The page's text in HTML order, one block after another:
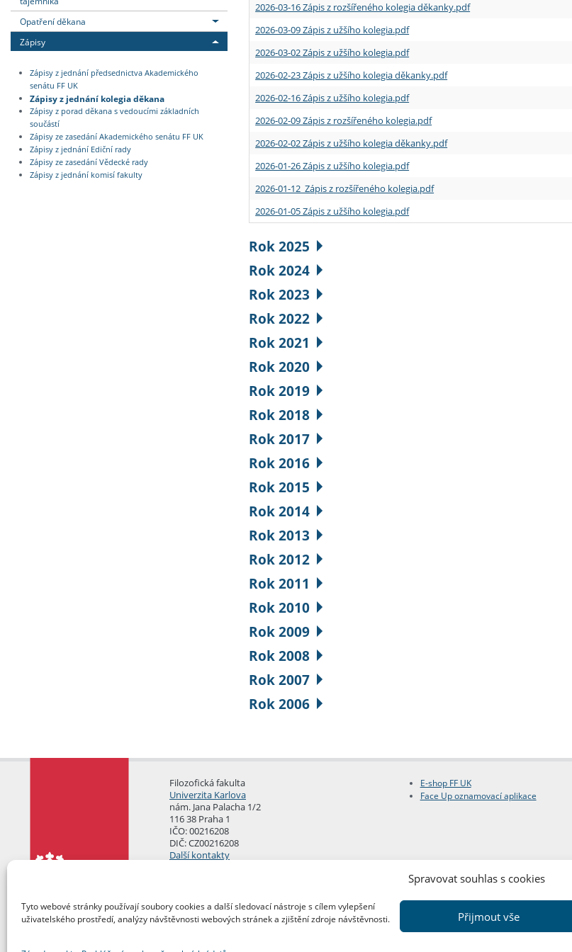
Spravovat souhlas s cookies
Tyto webové stránky používají soubory cookies a další sledovací nástroje s cílem vylepšení
uživatelského prostředí, analýzy návštěvnosti webových stránek a zjištění zdroje návštěvnosti.
Přijmout vše
Opatření děkana
Zápisy
Zápisy z jednání předsednictva Akademického
senátu FF UK
Zápisy z jednání kolegia děkana
Zápisy z porad děkana s vedoucími základních
součástí
Zápisy ze zasedání Akademického senátu FF UK
Zápisy z jednání Ediční rady
Zápisy ze zasedání Vědecké rady
Zápisy z jednání komisí fakulty
2026-03-16 Zápis z rozšířeného kolegia děkanky.pdf
2026-03-09 Zápis z užšího kolegia.pdf
2026-03-02 Zápis z užšího kolegia.pdf
2026-02-23 Zápis z užšího kolegia děkanky.pdf
2026-02-16 Zápis z užšího kolegia.pdf
2026-02-09 Zápis z rozšířeného kolegia.pdf
2026-02-02 Zápis z užšího kolegia děkanky.pdf
2026-01-26 Zápis z užšího kolegia.pdf
2026-01-12 Zápis z rozšířeného kolegia.pdf
2026-01-05 Zápis z užšího kolegia.pdf
Rok 2025
Rok 2024
Rok 2023
Rok 2022
Rok 2021
Rok 2020
Rok 2019
Rok 2018
Rok 2017
Rok 2016
Rok 2015
Rok 2014
Rok 2013
Rok 2012
Rok 2011
Rok 2010
Rok 2009
Rok 2008
Rok 2007
Rok 2006
Filozofická fakulta
Univerzita Karlova
nám. Jana Palacha 1/2
116 38 Praha 1
IČO: 00216208
DIČ: CZ00216208
Další kontakty
E-shop FF UK
Face Up oznamovací aplikace